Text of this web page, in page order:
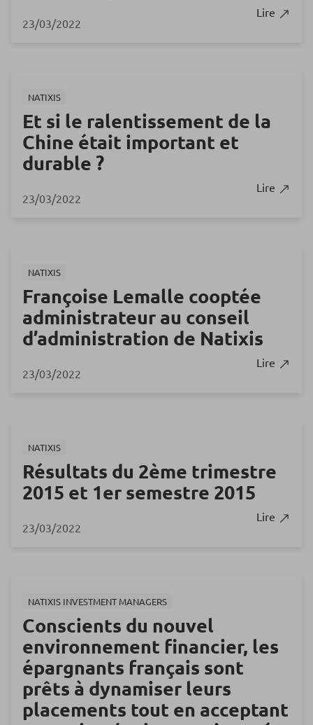
23/03/2022
Lire
NATIXIS
Et si le ralentissement de la
Chine était important et
durable ?
23/03/2022
Lire
NATIXIS
Françoise Lemalle cooptée
administrateur au conseil
d’administration de Natixis
23/03/2022
Lire
NATIXIS
Résultats du 2ème trimestre
2015 et 1er semestre 2015
23/03/2022
Lire
NATIXIS INVESTMENT MANAGERS
Conscients du nouvel
environnement financier, les
épargnants français sont
prêts à dynamiser leurs
placements tout en acceptant